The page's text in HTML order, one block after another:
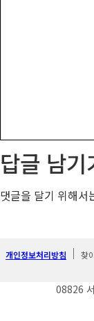
답글 남기
댓글을 달기 위해서
개인정보처리방침 찾
08826